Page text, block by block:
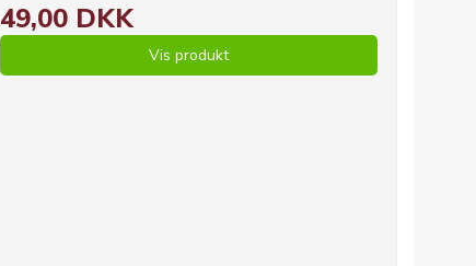
49,00 DKK
Vis produkt